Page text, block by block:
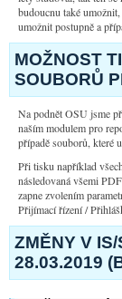
budoucnu také
umožnit postupně a
MOŽNOST
SOUBORŮ
Na podnět OSU jsme
naším modulem pro
případě souborů, které
Při tisku například
následovaná všemi
zapne zvolením
Přijímací řízení /
ZMĚNY V
28.03.2019